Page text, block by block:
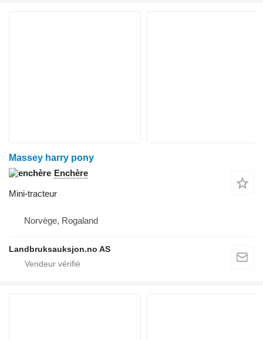
Massey harry pony
Enchère
Mini-tracteur
Norvège, Rogaland
Landbruksauksjon.no AS